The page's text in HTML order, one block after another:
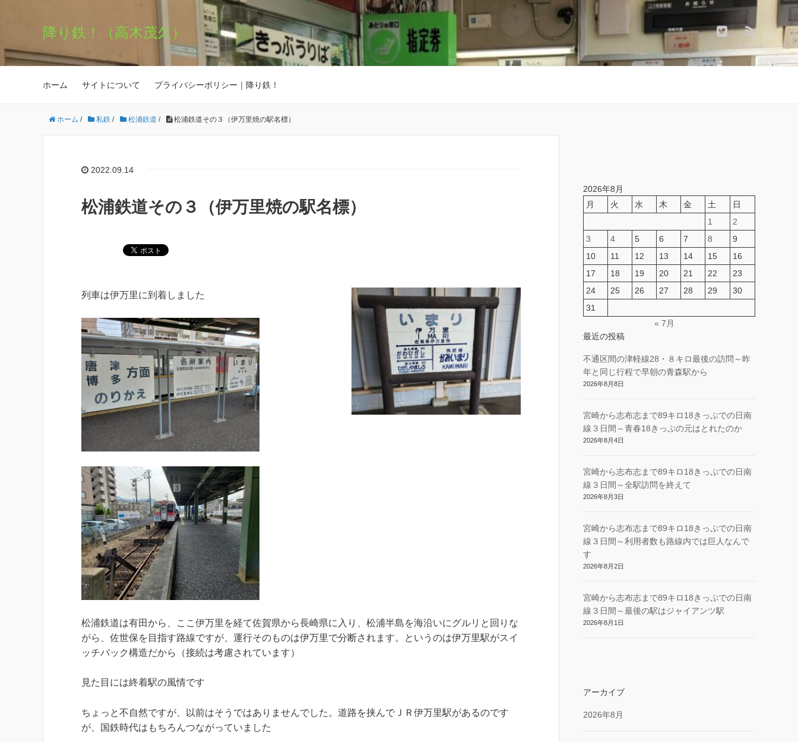
降り鉄！（高木茂久）
ホーム サイトについて プライバシーポリシー｜降り鉄！
ホーム / 私鉄 / 松浦鉄道 / 松浦鉄道その３（伊万里焼の駅名標）
2022.09.14
松浦鉄道その３（伊万里焼の駅名標）
列車は伊万里に到着しました
松浦鉄道は有田から、ここ伊万里を経て佐賀県から長崎県に入り、松浦半島を海沿いにグルリと回りな
がら、佐世保を目指す路線ですが、運行そのものは伊万里で分断されます。というのは伊万里駅がスイ
ッチバック構造だから（接続は考慮されています）
見た目には終着駅の風情です
ちょっと不自然ですが、以前はそうではありませんでした。道路を挟んでＪＲ伊万里駅があるのです
が、国鉄時代はもちろんつながっていました
2026年8月
月
火 水 木 金 土
日
1
2
3
4 5 6 7 8
9
10
11 12 13 14 15
16
17
18 19 20 21 22
23
24
25 26 27 28 29
30
31
« 7月
最近の投稿
不通区間の津軽線28・８キロ最後の訪問～昨
年と同じ行程で早朝の青森駅から
2026年8月8日
宮崎から志布志まで89キロ18きっぷでの日南
線３日間～青春18きっぷの元はとれたのか
2026年8月4日
宮崎から志布志まで89キロ18きっぷでの日南
線３日間～全駅訪問を終えて
2026年8月3日
宮崎から志布志まで89キロ18きっぷでの日南
線３日間～利用者数も路線内では巨人なんで
す
2026年8月2日
宮崎から志布志まで89キロ18きっぷでの日南
線３日間～最後の駅はジャイアンツ駅
2026年8月1日
アーカイブ
2026年8月